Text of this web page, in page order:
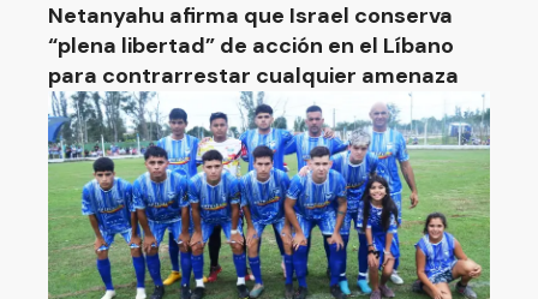
Netanyahu afirma que Israel conserva
“plena libertad” de acción en el Líbano
para contrarrestar cualquier amenaza